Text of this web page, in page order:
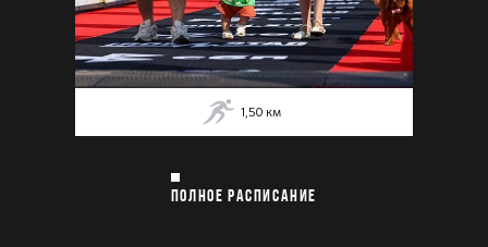
1,50 км
ПОЛНОЕ РАСПИСАНИЕ